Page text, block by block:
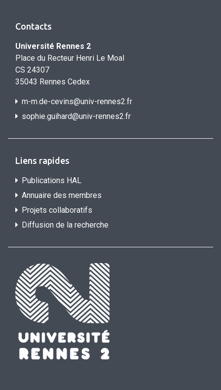
Contacts
Université Rennes 2
Place du Recteur Henri Le Moal
CS 24307
35043 Rennes Cedex
m-m.de-cevins@univ-rennes2.fr
sophie.guihard@univ-rennes2.fr
Liens rapides
Publications HAL
Annuaire des membres
Projets collaboratifs
Diffusion de la recherche